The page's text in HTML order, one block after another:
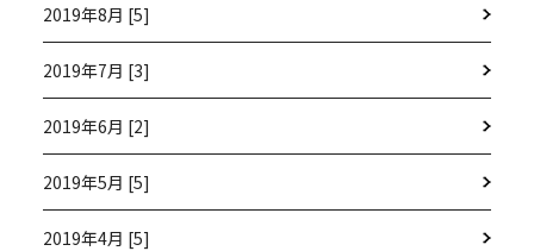
2019年8月 [5]
2019年7月 [3]
2019年6月 [2]
2019年5月 [5]
2019年4月 [5]